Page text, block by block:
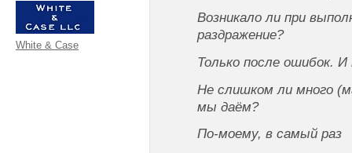
White & Case
Возникало ли при
раздражение?
Только после ошибок.
Не слишком ли много
мы даём?
По-моему, в самый раз